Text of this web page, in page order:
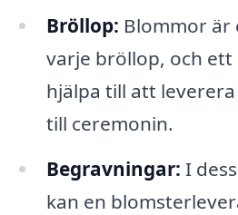
Bröllop: Blommor är
varje bröllop, och
hjälpa till att
till ceremonin.
Begravningar: I
kan en